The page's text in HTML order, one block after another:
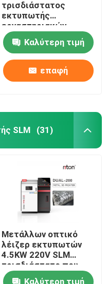
τρισδιάστατος
εκτυπωτής
εργαστηριακών
οδοντικός μετάλλων
για την οδοντοστοιχία
μερικό Riton
Καλύτερη τιμή
επαφή
SLM (31)
Μετάλλων οπτικό
λέιζερ εκτυπωτών
4.5KW 220V SLM
τρισδιάστατο που
χαρακτηρίζει τη
Καλύτερη τιμή